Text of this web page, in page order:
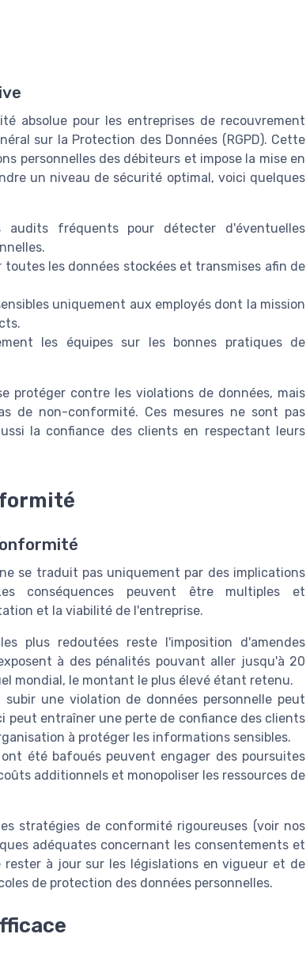
absolue pour les entreprises de recouvrement
sur la Protection des Données (RGPD). Cette
personnelles des débiteurs et impose la mise en
un niveau de sécurité optimal, voici quelques
audits fréquents pour détecter d'éventuelles
les données stockées et transmises afin de
uniquement aux employés dont la mission
les équipes sur les bonnes pratiques de
protéger contre les violations de données, mais
de non-conformité. Ces mesures ne sont pas
la confiance des clients en respectant leurs
se traduit pas uniquement par des implications
conséquences peuvent être multiples et
et la viabilité de l'entreprise.
plus redoutées reste l'imposition d'amendes
à des pénalités pouvant aller jusqu'à 20
mondial, le montant le plus élevé étant retenu.
subir une violation de données personnelle peut
entraîner une perte de confiance des clients
à protéger les informations sensibles.
été bafoués peuvent engager des poursuites
additionnels et monopoliser les ressources de
stratégies de conformité rigoureuses (voir nos
adéquates concernant les consentements et
rester à jour sur les législations en vigueur et de
de protection des données personnelles.